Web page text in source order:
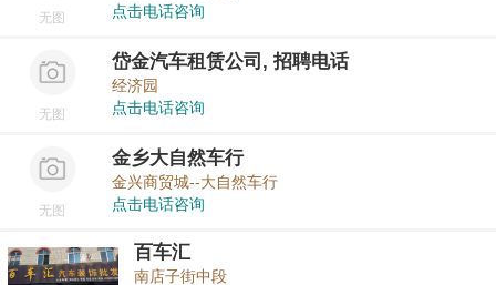
无图
点击电话咨询
无图
岱金汽车租赁公司, 招聘电话
经济园
点击电话咨询
无图
金乡大自然车行
金兴商贸城--大自然车行
点击电话咨询
百车汇
南店子街中段